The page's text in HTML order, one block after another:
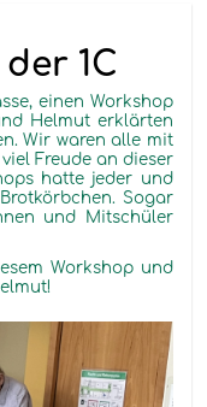
1C
einen Workshop
Helmut erklärten
Wir waren alle mit
Freude an dieser
hatte jeder und
Sogar
und Mitschüler
Workshop und